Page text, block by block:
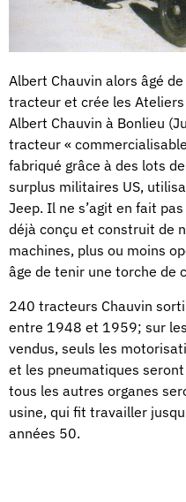
Albert Chauvin alors âgé
tracteur et crée les
Albert Chauvin à Bonlieu
tracteur «
fabriqué grâce à des lots
surplus militaires US,
Jeep. Il ne s’agit en fait
déjà conçu et construit de
machines, plus ou moins
âge de tenir une torche de
240 tracteurs Chauvin
entre 1948 et 1959; sur
vendus, seuls les
et les pneumatiques
tous les autres organes
usine, qui fit travailler
années 50.